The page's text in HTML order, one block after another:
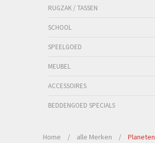
RUGZAK / TASSEN
SCHOOL
SPEELGOED
MEUBEL
ACCESSOIRES
BEDDENGOED SPECIALS
Home / alle Merken / Planeten